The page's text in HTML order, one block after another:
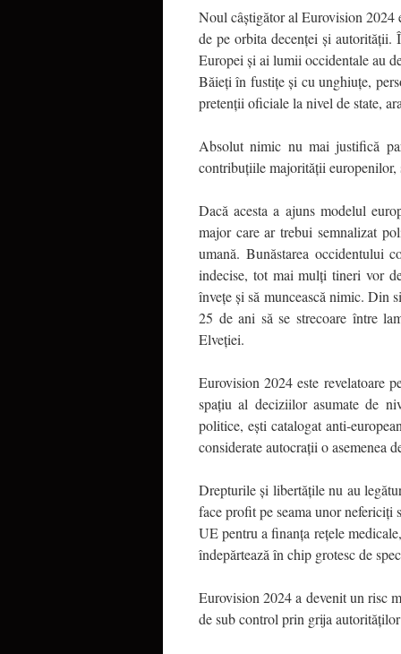
Noul câștigător al Eurovision 2024
de pe orbita decenței și autorității.
Europei și ai lumii occidentale au
Băieți în fustițe și cu unghiuțe,
pretenții oficiale la nivel de state,
Absolut nimic nu mai justifică
contribuțiile majorității europenilor,
Dacă acesta a ajuns modelul
major care ar trebui semnalizat
umană. Bunăstarea occidentului
indecise, tot mai mulți tineri vor
învețe și să muncească nimic. Din
25 de ani să se strecoare între
Elveției.
Eurovision 2024 este revelatoare
spațiu al deciziilor asumate de
politice, ești catalogat anti-
considerate autocrații o asemenea
Drepturile și libertățile nu au
face profit pe seama unor
UE pentru a finanța rețele
îndepărtează în chip grotesc de
Eurovision 2024 a devenit un risc
de sub control prin grija